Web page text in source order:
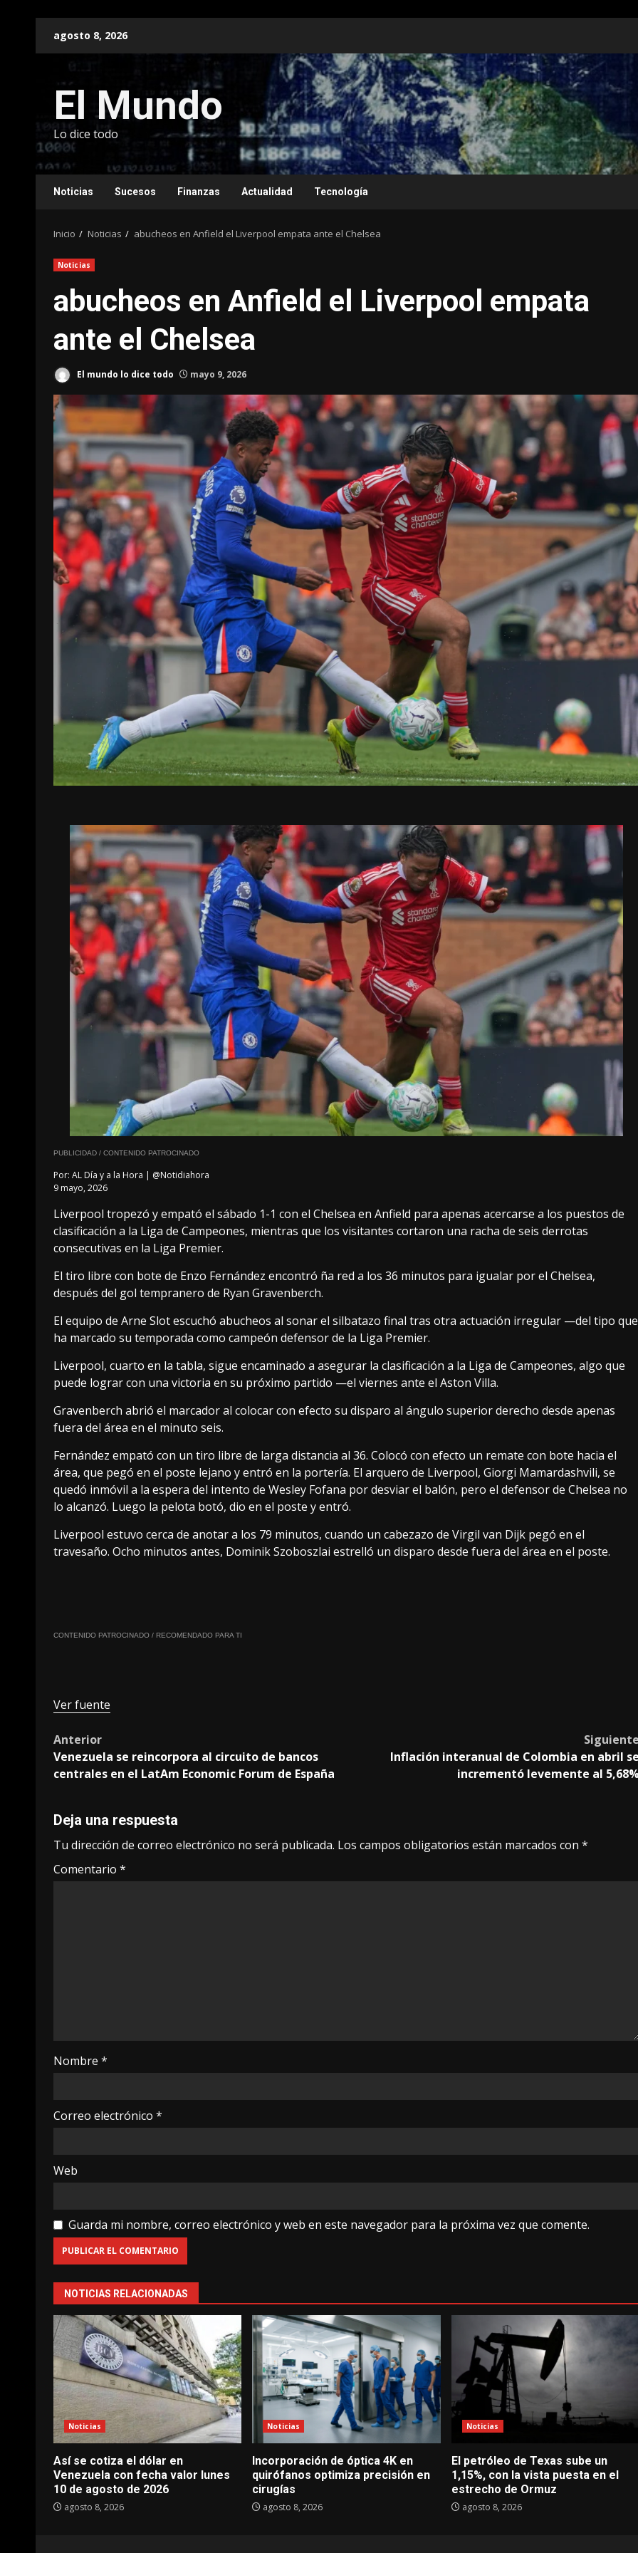
agosto 8, 2026
El Mundo
Lo dice todo
Noticias Sucesos Finanzas Actualidad Tecnología
Inicio Noticias abucheos en Anfield el Liverpool empata ante el Chelsea
Noticias
abucheos en Anfield el Liverpool empata
ante el Chelsea
El mundo lo dice todo mayo 9, 2026
PUBLICIDAD / CONTENIDO PATROCINADO
Por: AL Día y a la Hora | @Notidiahora
9 mayo, 2026
Liverpool tropezó y empató el sábado 1-1 con el Chelsea en Anfield para apenas acercarse a los puestos de
clasificación a la Liga de Campeones, mientras que los visitantes cortaron una racha de seis derrotas
consecutivas en la Liga Premier.
El tiro libre con bote de Enzo Fernández encontró ña red a los 36 minutos para igualar por el Chelsea,
después del gol tempranero de Ryan Gravenberch.
El equipo de Arne Slot escuchó abucheos al sonar el silbatazo final tras otra actuación irregular —del tipo que
ha marcado su temporada como campeón defensor de la Liga Premier.
Liverpool, cuarto en la tabla, sigue encaminado a asegurar la clasificación a la Liga de Campeones, algo que
puede lograr con una victoria en su próximo partido —el viernes ante el Aston Villa.
Gravenberch abrió el marcador al colocar con efecto su disparo al ángulo superior derecho desde apenas
fuera del área en el minuto seis.
Fernández empató con un tiro libre de larga distancia al 36. Colocó con efecto un remate con bote hacia el
área, que pegó en el poste lejano y entró en la portería. El arquero de Liverpool, Giorgi Mamardashvili, se
quedó inmóvil a la espera del intento de Wesley Fofana por desviar el balón, pero el defensor de Chelsea no
lo alcanzó. Luego la pelota botó, dio en el poste y entró.
Liverpool estuvo cerca de anotar a los 79 minutos, cuando un cabezazo de Virgil van Dijk pegó en el
travesaño. Ocho minutos antes, Dominik Szoboszlai estrelló un disparo desde fuera del área en el poste.
CONTENIDO PATROCINADO / RECOMENDADO PARA TI
Ver fuente
Post
navigation
Anterior
Venezuela se reincorpora al circuito de bancos
centrales en el LatAm Economic Forum de España
Siguiente
Inflación interanual de Colombia en abril se
incrementó levemente al
Deja una respuesta
Tu dirección de correo electrónico no será publicada. Los campos obligatorios están marcados con *
Comentario *
Nombre *
Correo electrónico *
Web
Guarda mi nombre, correo electrónico y web en este navegador para la próxima vez que comente.
NOTICIAS RELACIONADAS
Noticias
Así se cotiza el dólar en
Venezuela con fecha valor lunes
10 de agosto de 2026
agosto 8, 2026
Noticias
Incorporación de óptica 4K en
quirófanos optimiza precisión en
cirugías
agosto 8, 2026
Noticias
El petróleo de Texas sube un
1,15%, con la vista puesta en el
estrecho de Ormuz
agosto 8, 2026